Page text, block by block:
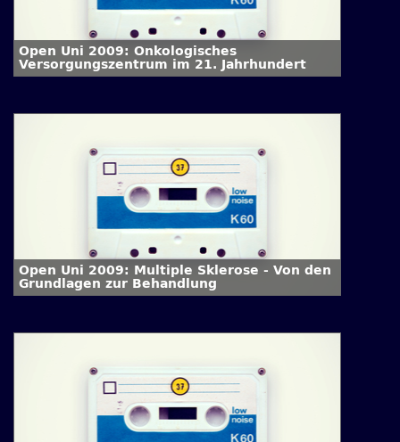
Open Uni 2009: Onkologisches
Versorgungszentrum im 21. Jahrhundert
Open Uni 2009: Multiple Sklerose - Von den
Grundlagen zur Behandlung